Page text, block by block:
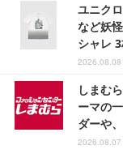
ユニク
など妖
シャレ
しまむ
ーマの
ダーや
2026.08.07